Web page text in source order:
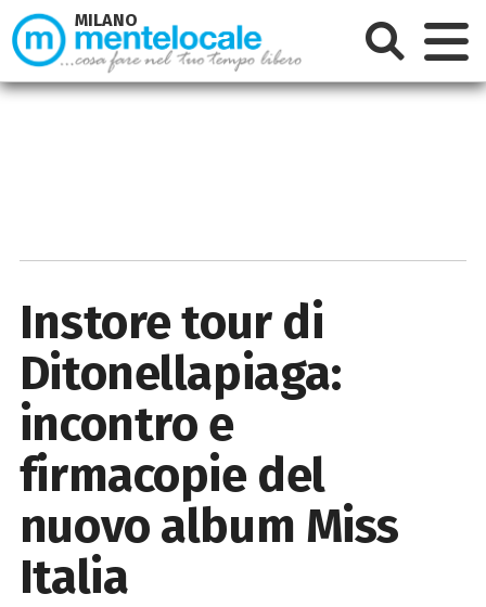
Instore tour di
Ditonellapiaga:
incontro e
firmacopie del
nuovo album Miss
Italia
MILANO